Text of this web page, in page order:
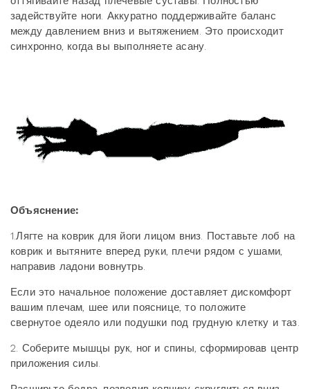
задействуйте ноги. Аккуратно поддерживайте баланс
между давлением вниз и вытяжением. Это происходит
синхронно, когда вы выполняете асану.
Объяснение:
1.Лягте на коврик для йоги лицом вниз. Поставьте лоб на
коврик и вытяните вперед руки, плечи рядом с ушами,
направив ладони вовнутрь.
Если это начальное положение доставляет дискомфорт
вашим плечам, шее или пояснице, то положите
свернутое одеяло или подушки под грудную клетку и таз.
2. Соберите мышцы рук, ног и спины, сформировав центр
приложения силы.